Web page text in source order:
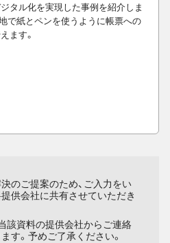
タル化を実現した事例を紹介しま
で紙とペンを使うように帳票への
ます。
のご提案のため、ご入力をい
供会社に共有させていただき
該資料の提供会社からご連絡
す。予めご了承ください。